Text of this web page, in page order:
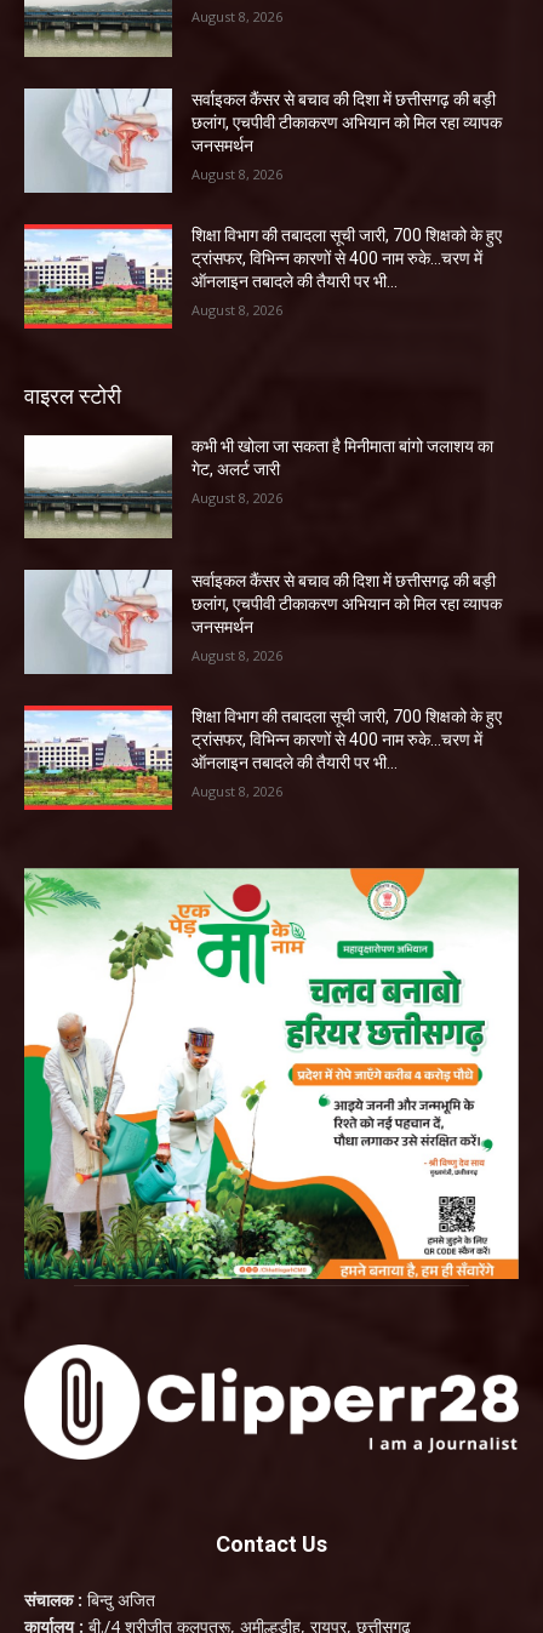
August 8, 2026
सर्वाइकल कैंसर से बचाव की दिशा में छत्तीसगढ़ की बड़ी
छलांग, एचपीवी टीकाकरण अभियान को मिल रहा व्यापक
जनसमर्थन
August 8, 2026
शिक्षा विभाग की तबादला सूची जारी, 700 शिक्षको के हुए
ट्रांसफर, विभिन्न कारणों से 400 नाम रुके…चरण में
ऑनलाइन तबादले की तैयारी पर भी...
August 8, 2026
वाइरल स्टोरी
कभी भी खोला जा सकता है मिनीमाता बांगो जलाशय का
गेट, अलर्ट जारी
August 8, 2026
सर्वाइकल कैंसर से बचाव की दिशा में छत्तीसगढ़ की बड़ी
छलांग, एचपीवी टीकाकरण अभियान को मिल रहा व्यापक
जनसमर्थन
August 8, 2026
शिक्षा विभाग की तबादला सूची जारी, 700 शिक्षको के हुए
ट्रांसफर, विभिन्न कारणों से 400 नाम रुके…चरण में
ऑनलाइन तबादले की तैयारी पर भी...
August 8, 2026
Contact Us
संचालक : बिन्दु अजित
कार्यालय : बी./4 श्रीजीत कलपतरू, अमील्हडीह, रायपुर, छत्तीसगढ़